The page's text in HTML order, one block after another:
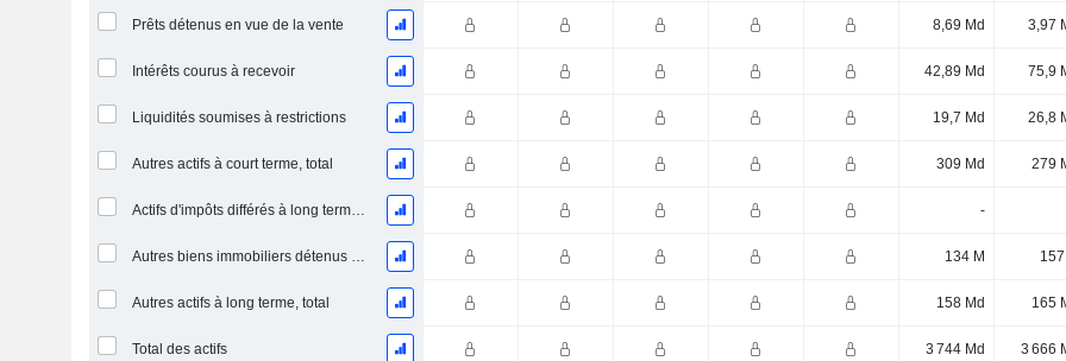
Prêts détenus en vue de la vente 8,69 Md 3,97
Intérêts courus à recevoir 42,89 Md 75,9
Liquidités soumises à restrictions 19,7 Md 26,8
Autres actifs à court terme, total 309 Md 279
Actifs d'impôts différés à long terme (encaissés) -
Autres biens immobiliers détenus et saisis 134 M
Autres actifs à long terme, total 158 Md 165
Total des actifs 3 744 Md 3 666